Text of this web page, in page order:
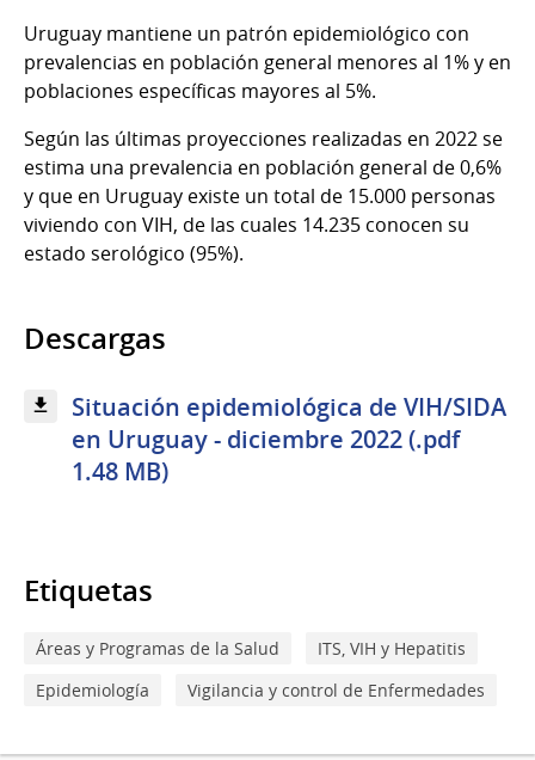
Uruguay mantiene un patrón epidemiológico con
prevalencias en población general menores al 1% y en
poblaciones específicas mayores al 5%.
Según las últimas proyecciones realizadas en 2022 se
estima una prevalencia en población general de 0,6%
y que en Uruguay existe un total de 15.000 personas
viviendo con VIH, de las cuales 14.235 conocen su
estado serológico (95%).
Descargas
Situación epidemiológica de VIH/SIDA
en Uruguay - diciembre 2022 (.pdf
1.48 MB)
Etiquetas
Áreas y Programas de la Salud
ITS, VIH y Hepatitis
Epidemiología
Vigilancia y control de Enfermedades